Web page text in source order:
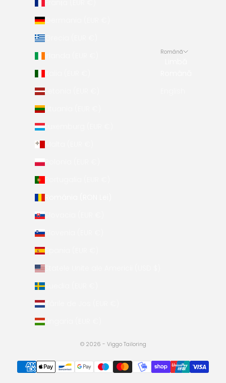
Franța (EUR €)
Germania (EUR €)
Grecia (EUR €)
Irlanda (EUR €)
Italia (EUR €)
Letonia (EUR €)
Lituania (EUR €)
Luxemburg (EUR €)
Malta (EUR €)
Polonia (EUR €)
Portugalia (EUR €)
România (RON Lei)
Slovacia (EUR €)
Slovenia (EUR €)
Spania (EUR €)
Statele Unite ale Americii (USD $)
Suedia (EUR €)
Țările de Jos (EUR €)
Ungaria (EUR €)
Română
© 2026 - Viggo Tailoring